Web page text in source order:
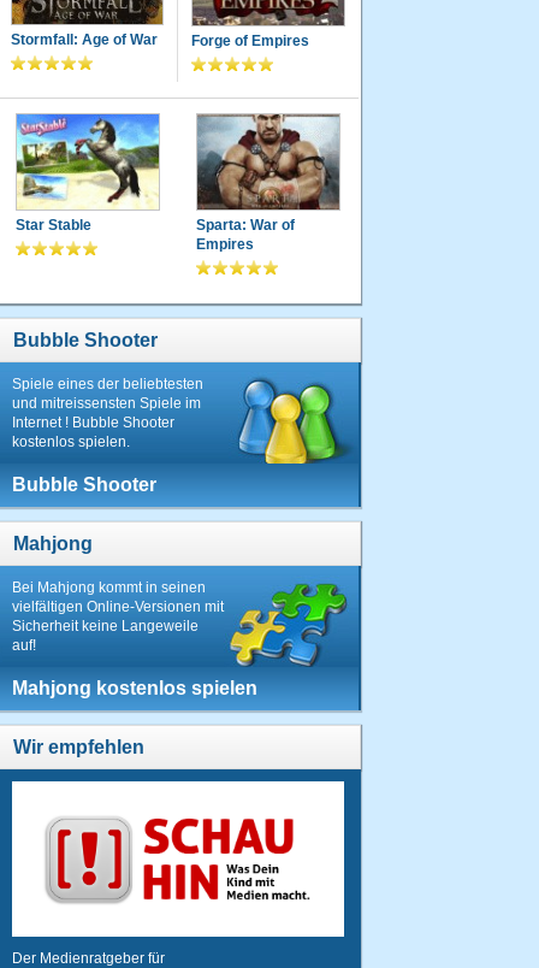
Stormfall: Age of War Forge of Empires
Star Stable
Sparta: War of
Empires
Bubble Shooter
Spiele eines der beliebtesten
und mitreissensten Spiele im
Internet ! Bubble Shooter
kostenlos spielen.
Bubble Shooter
Mahjong
Bei Mahjong kommt in seinen
vielfältigen Online-Versionen mit
Sicherheit keine Langeweile
auf!
Mahjong kostenlos spielen
Wir empfehlen
Der Medienratgeber für